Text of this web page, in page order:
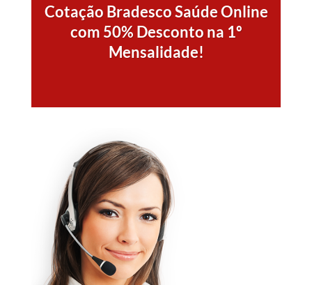
Cotação Bradesco Saúde Online
com 50% Desconto na 1º
Mensalidade!